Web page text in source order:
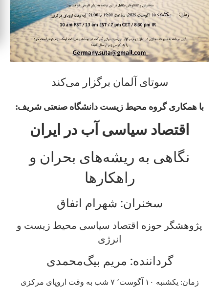
سوتای آلمان برگزار می‌کند
با همکاری گروه محیط زیست دانشگاه صنعتی شریف:
اقتصاد سیاسی آب در ایران
نگاهی به ریشه‌های بحران و
راهکارها
سخنران: شهرام اتفاق
پژوهشگر حوزه اقتصاد سیاسی محیط زیست و
انرژی
گرداننده: مریم بیگ‌محمدی
زمان: یکشنبه ۱۰ آگوست٬ ۷ شب به وقت اروپای مرکزی